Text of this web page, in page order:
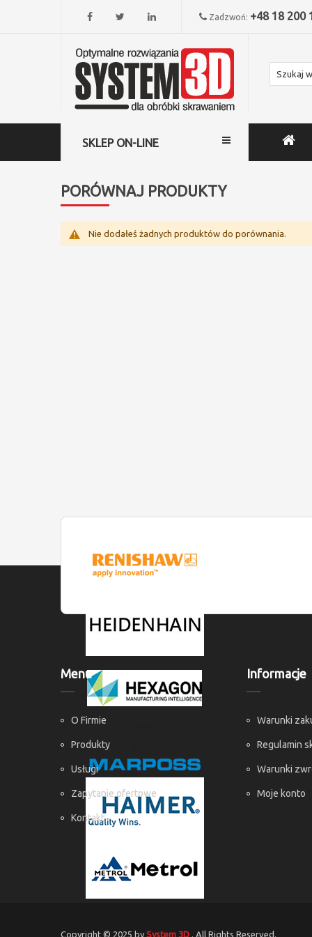
Zadzwoń: +48 18 200
SKLEP ON-LINE
PORÓWNAJ PRODUKTY
Nie dodałeś żadnych produktów do porównania.
Menu
O Firmie
Produkty
Usługi
Zapytanie ofertowe
Kontakt
Informacje
Warunki
Regulamin
Warunki
Moje konto
Copyright © 2025 by System 3D . All Rights Reserved.